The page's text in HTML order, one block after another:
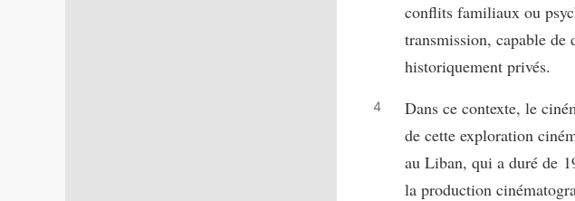
conflits familiaux ou
transmission, capable
historiquement privés.
Dans ce contexte, le
de cette exploration
au Liban, qui a duré de
la production